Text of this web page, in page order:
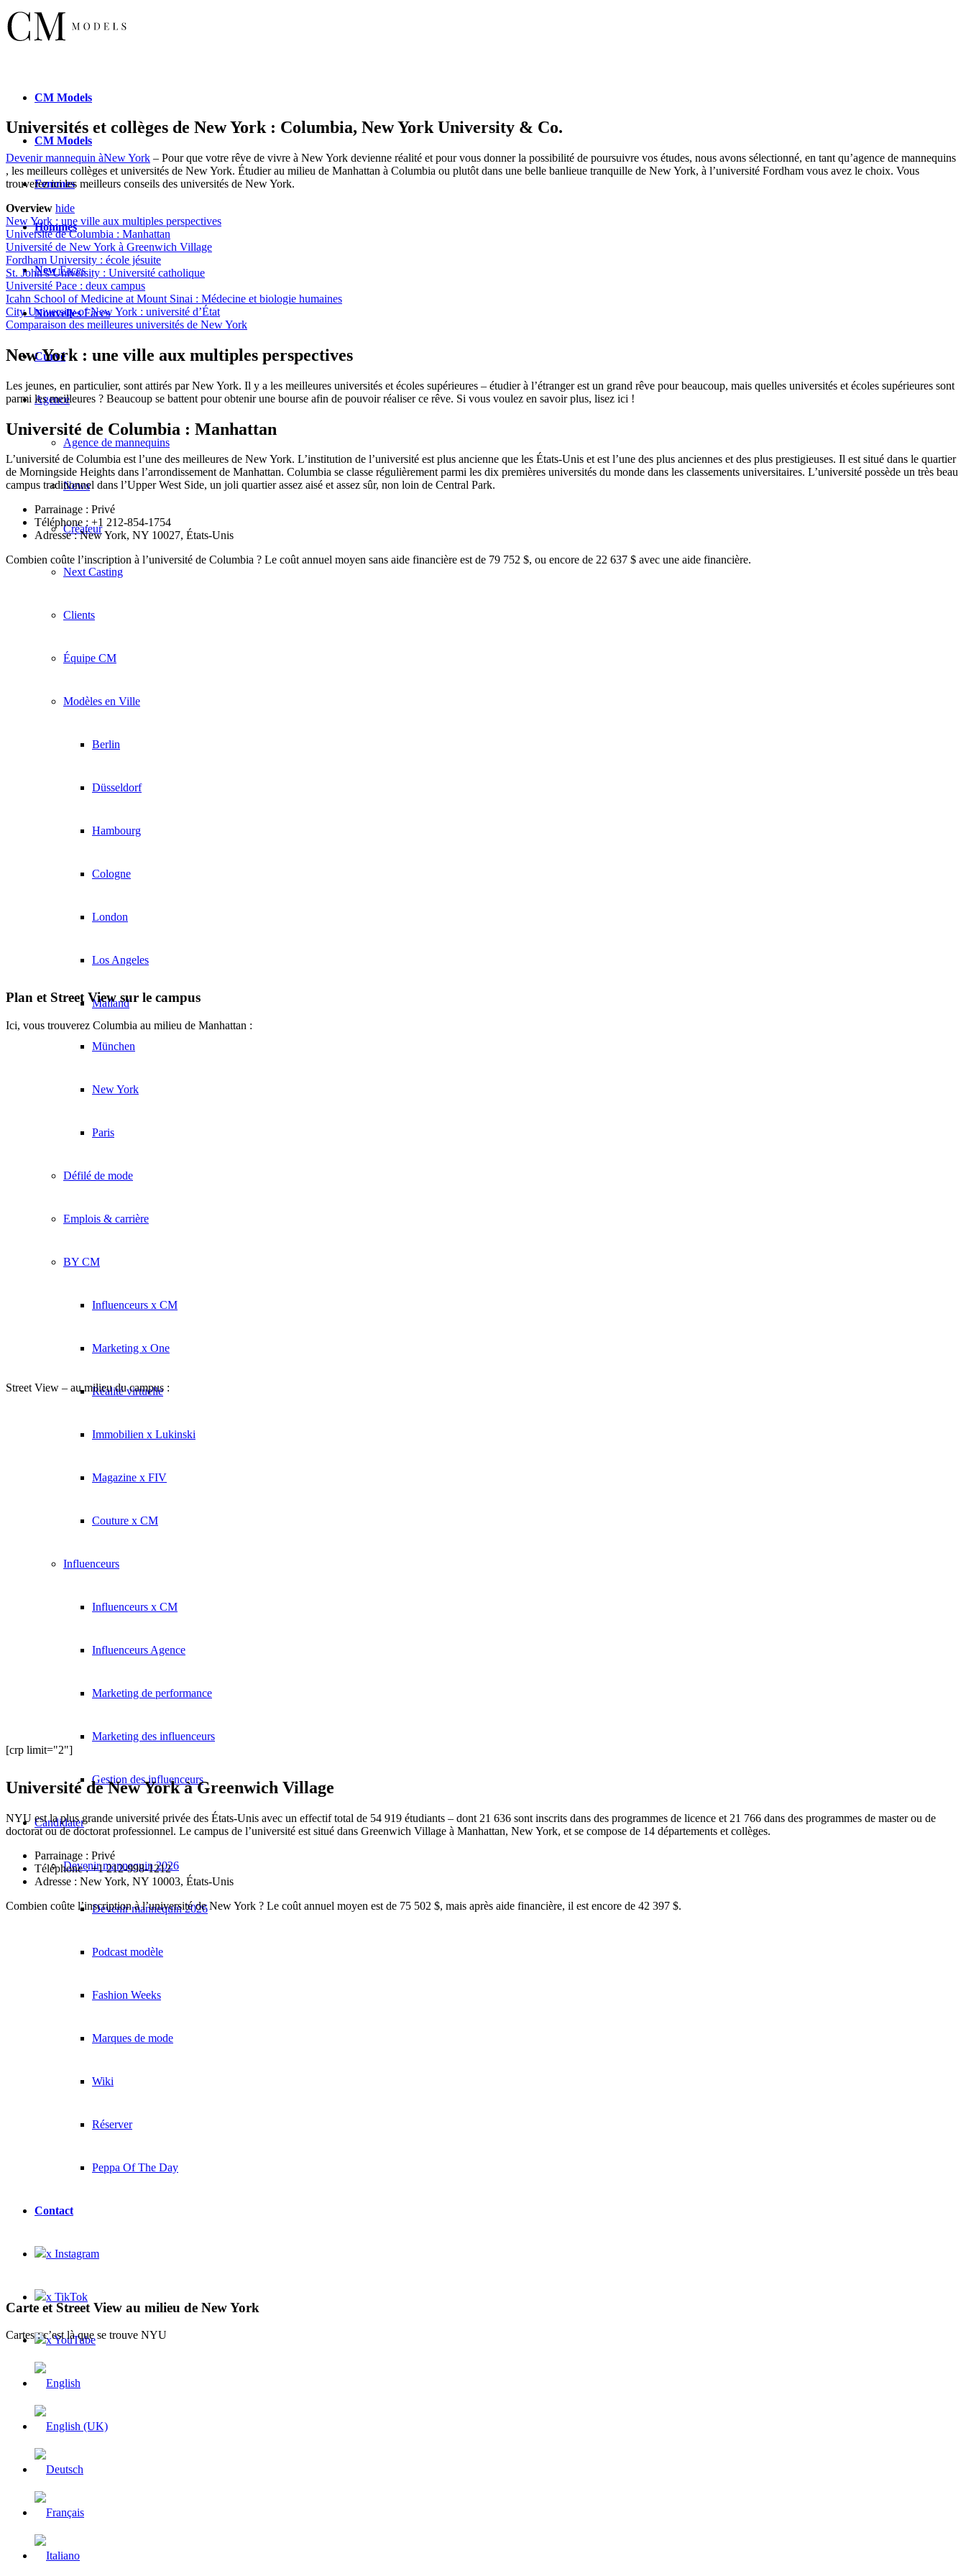
CM Models
CM Models
Femmes
Hommes
NewFaces
NouvellesFaces
Curvé
Agence
Agence de mannequins
News
Créateur
Next Casting
Clients
Équipe CM
Modèles en Ville
Berlin
Düsseldorf
Hambourg
Cologne
London
Los Angeles
Mailand
München
New York
Paris
Défilé de mode
Emplois & carrière
BY CM
Influenceurs x CM
Marketing x One
Réalité virtuelle
Immobilien x Lukinski
Magazine x FIV
Couture x CM
Influenceurs
Influenceurs x CM
Influenceurs Agence
Marketing de performance
Marketing des influenceurs
Gestion des influenceurs
Candidater
Devenir mannequin 2026
Devenir mannequin 2026
Podcast modèle
Fashion Weeks
Marques de mode
Wiki
Réserver
Peppa Of The Day
Contact
x Instagram
x TikTok
x YouTube
Universités et collèges de New York : Columbia, New York University & Co.
Devenir mannequin àNew York – Pour que votre rêve de vivre à New York devienne réalité et pour vous donner la possibilité de poursuivre vos études, nous avons sélectionné, en tant qu’agence de mannequins
, les meilleurs collèges et universités de New York. Étudier au milieu de Manhattan à Columbia ou plutôt dans une belle banlieue tranquille de New York, à l’université Fordham vous avez le choix. Vous
trouverez ici les meilleurs conseils des universités de New York.
Overview hide
New York : une ville aux multiples perspectives
Université de Columbia : Manhattan
Université de New York à Greenwich Village
Fordham University : école jésuite
St. John’s University : Université catholique
Université Pace : deux campus
Icahn School of Medicine at Mount Sinai : Médecine et biologie humaines
City University of New York : université d’État
Comparaison des meilleures universités de New York
New York : une ville aux multiples perspectives
Les jeunes, en particulier, sont attirés par New York. Il y a les meilleures universités et écoles supérieures – étudier à l’étranger est un grand rêve pour beaucoup, mais quelles universités et écoles supérieures sont
parmi les meilleures ? Beaucoup se battent pour obtenir une bourse afin de pouvoir réaliser ce rêve. Si vous voulez en savoir plus, lisez ici !
Université de Columbia : Manhattan
L’université de Columbia est l’une des meilleures de New York. L’institution de l’université est plus ancienne que les États-Unis et est l’une des plus anciennes et des plus prestigieuses. Il est situé dans le quartier
de Morningside Heights dans l’arrondissement de Manhattan. Columbia se classe régulièrement parmi les dix premières universités du monde dans les classements universitaires. L’université possède un très beau
campus traditionnel dans l’Upper West Side, un joli quartier assez aisé et assez sûr, non loin de Central Park.
Parrainage : Privé
Téléphone : +1 212-854-1754
Adresse : New York, NY 10027, États-Unis
Combien coûte l’inscription à l’université de Columbia ? Le coût annuel moyen sans aide financière est de 79 752 $, ou encore de 22 637 $ avec une aide financière.
Plan et Street View sur le campus
Ici, vous trouverez Columbia au milieu de Manhattan :
Street View – au milieu du campus :
[crp limit="2"]
Université de New York à Greenwich Village
NYU est la plus grande université privée des États-Unis avec un effectif total de 54 919 étudiants – dont 21 636 sont inscrits dans des programmes de licence et 21 766 dans des programmes de master ou de
doctorat ou de doctorat professionnel. Le campus de l’université est situé dans Greenwich Village à Manhattan, New York, et se compose de 14 départements et collèges.
Parrainage : Privé
Téléphone :+1 212-998-1212
Adresse : New York, NY 10003, États-Unis
Combien coûte l’inscription à l’université de New York ? Le coût annuel moyen est de 75 502 $, mais après aide financière, il est encore de 42 397 $.
Carte et Street View au milieu de New York
Cartes : c’est là que se trouve NYU